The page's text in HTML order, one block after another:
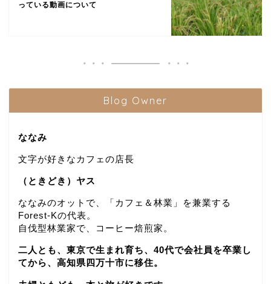
っている動画について
Blog Owner
ななみ
文字が好きなカフェの店長
（ときどき）ヤス
ななみのオットで、「カフェ＆林業」を兼業する
Forest-Kの代表。
自伐型林業家で、コーヒー焙煎家。
二人とも、東京で生まれ育ち、40代で会社員を卒業し
てから、高知県四万十市に移住。